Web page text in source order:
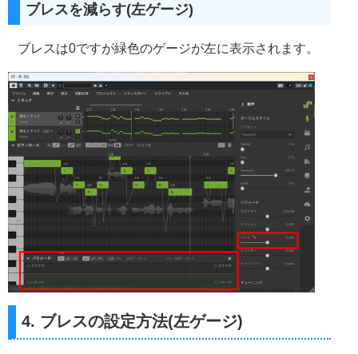
ブレスを減らす(左ゲージ)
ブレスは0ですが緑色のゲージが左に表示されます。
4. ブレスの設定方法(左ゲージ)